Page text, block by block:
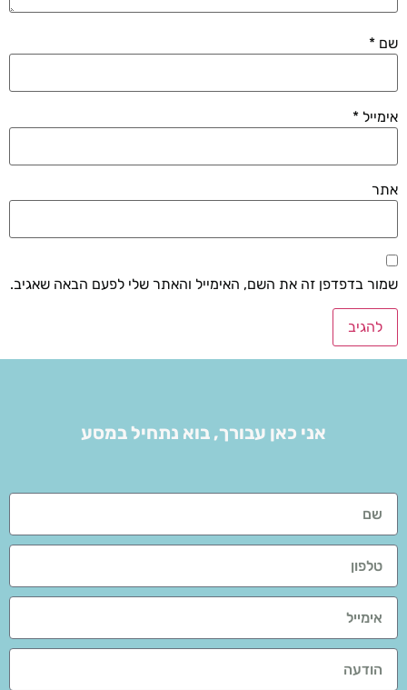
שם *
אימייל *
אתר
שמור בדפדפן זה את השם, האימייל והאתר שלי לפעם הבאה שאגיב.
אני כאן עבורך, בוא נתחיל במסע